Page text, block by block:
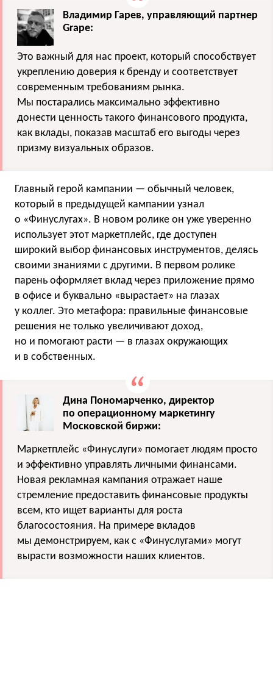
Владимир Гарев, управляющий партнер
Grape:
Это важный для нас проект, который способствует
укреплению доверия к бренду и соответствует
современным требованиям рынка.
Мы постарались максимально эффективно
донести ценность такого финансового продукта,
как вклады, показав масштаб его выгоды через
призму визуальных образов.
Главный герой кампании — обычный человек,
который в предыдущей кампании узнал
о «Финуслугах». В новом ролике он уже уверенно
использует этот маркетплейс, где доступен
широкий выбор финансовых инструментов, делясь
своими знаниями с другими. В первом ролике
парень оформляет вклад через приложение прямо
в офисе и буквально «вырастает» на глазах
у коллег. Это метафора: правильные финансовые
решения не только увеличивают доход,
но и помогают расти — в глазах окружающих
и в собственных.
Дина Пономарченко, директор
по операционному маркетингу
Московской биржи:
Маркетплейс «Финуслуги» помогает людям просто
и эффективно управлять личными финансами.
Новая рекламная кампания отражает наше
стремление предоставить финансовые продукты
всем, кто ищет варианты для роста
благосостояния. На примере вкладов
мы демонстрируем, как с «Финуслугами» могут
вырасти возможности наших клиентов.